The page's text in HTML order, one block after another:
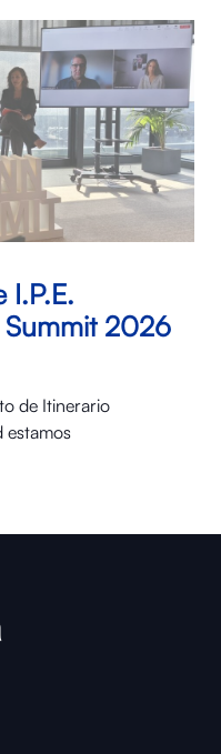
I.P.E.
2026
de Itinerario
estamos